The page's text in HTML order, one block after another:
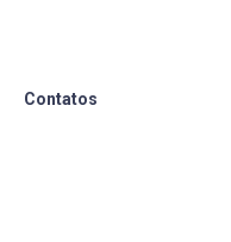
Contatos